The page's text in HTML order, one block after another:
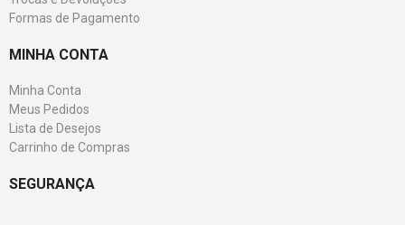
Formas de Pagamento
MINHA CONTA
Minha Conta
Meus Pedidos
Lista de Desejos
Carrinho de Compras
SEGURANÇA